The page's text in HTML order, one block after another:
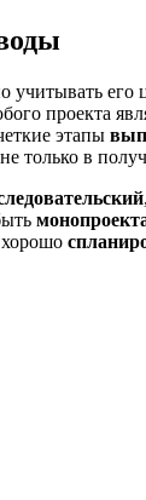
учитывать его
проекта
этапы
только в
,